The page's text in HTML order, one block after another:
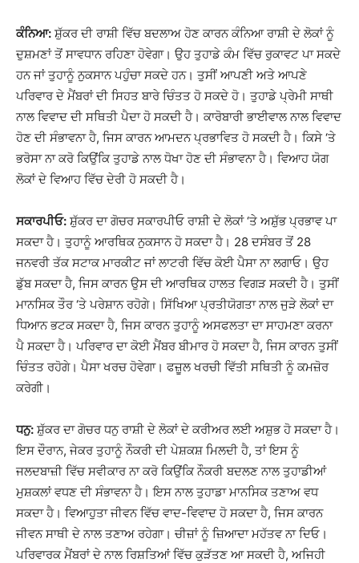
ਕੰਨਿਆ: ਸ਼ੁੱਕਰ ਦੀ ਰਾਸ਼ੀ ਵਿੱਚ ਬਦਲਾਅ ਹੋਣ ਕਾਰਨ ਕੰਨਿਆ ਰਾਸ਼ੀ ਦੇ ਲੋਕਾਂ ਨੂੰ
ਦੁਸ਼ਮਣਾਂ ਤੋਂ ਸਾਵਧਾਨ ਰਹਿਣਾ ਹੋਵੇਗਾ। ਉਹ ਤੁਹਾਡੇ ਕੰਮ ਵਿੱਚ ਰੁਕਾਵਟ ਪਾ ਸਕਦੇ
ਹਨ ਜਾਂ ਤੁਹਾਨੂੰ ਨੁਕਸਾਨ ਪਹੁੰਚਾ ਸਕਦੇ ਹਨ। ਤੁਸੀਂ ਆਪਣੀ ਅਤੇ ਆਪਣੇ
ਪਰਿਵਾਰ ਦੇ ਮੈਂਬਰਾਂ ਦੀ ਸਿਹਤ ਬਾਰੇ ਚਿੰਤਤ ਹੋ ਸਕਦੇ ਹੋ। ਤੁਹਾਡੇ ਪ੍ਰੇਮੀ ਸਾਥੀ
ਨਾਲ ਵਿਵਾਦ ਦੀ ਸਥਿਤੀ ਪੈਦਾ ਹੋ ਸਕਦੀ ਹੈ। ਕਾਰੋਬਾਰੀ ਭਾਈਵਾਲ ਨਾਲ ਵਿਵਾਦ
ਹੋਣ ਦੀ ਸੰਭਾਵਨਾ ਹੈ, ਜਿਸ ਕਾਰਨ ਆਮਦਨ ਪ੍ਰਭਾਵਿਤ ਹੋ ਸਕਦੀ ਹੈ। ਕਿਸੇ ‘ਤੇ
ਭਰੋਸਾ ਨਾ ਕਰੋ ਕਿਉਂਕਿ ਤੁਹਾਡੇ ਨਾਲ ਧੋਖਾ ਹੋਣ ਦੀ ਸੰਭਾਵਨਾ ਹੈ। ਵਿਆਹ ਯੋਗ
ਲੋਕਾਂ ਦੇ ਵਿਆਹ ਵਿੱਚ ਦੇਰੀ ਹੋ ਸਕਦੀ ਹੈ।
ਸਕਾਰਪੀਓ: ਸ਼ੁੱਕਰ ਦਾ ਗੋਚਰ ਸਕਾਰਪੀਓ ਰਾਸ਼ੀ ਦੇ ਲੋਕਾਂ ‘ਤੇ ਅਸ਼ੁੱਭ ਪ੍ਰਭਾਵ ਪਾ
ਸਕਦਾ ਹੈ। ਤੁਹਾਨੂੰ ਆਰਥਿਕ ਨੁਕਸਾਨ ਹੋ ਸਕਦਾ ਹੈ। 28 ਦਸੰਬਰ ਤੋਂ 28
ਜਨਵਰੀ ਤੱਕ ਸਟਾਕ ਮਾਰਕੀਟ ਜਾਂ ਲਾਟਰੀ ਵਿੱਚ ਕੋਈ ਪੈਸਾ ਨਾ ਲਗਾਓ। ਉਹ
ਡੁੱਬ ਸਕਦਾ ਹੈ, ਜਿਸ ਕਾਰਨ ਉਸ ਦੀ ਆਰਥਿਕ ਹਾਲਤ ਵਿਗੜ ਸਕਦੀ ਹੈ। ਤੁਸੀਂ
ਮਾਨਸਿਕ ਤੌਰ ‘ਤੇ ਪਰੇਸ਼ਾਨ ਰਹੋਗੇ। ਸਿੱਖਿਆ ਪ੍ਰਤੀਯੋਗਤਾ ਨਾਲ ਜੁੜੇ ਲੋਕਾਂ ਦਾ
ਧਿਆਨ ਭਟਕ ਸਕਦਾ ਹੈ, ਜਿਸ ਕਾਰਨ ਤੁਹਾਨੂੰ ਅਸਫਲਤਾ ਦਾ ਸਾਹਮਣਾ ਕਰਨਾ
ਪੈ ਸਕਦਾ ਹੈ। ਪਰਿਵਾਰ ਦਾ ਕੋਈ ਮੈਂਬਰ ਬੀਮਾਰ ਹੋ ਸਕਦਾ ਹੈ, ਜਿਸ ਕਾਰਨ ਤੁਸੀਂ
ਚਿੰਤਤ ਰਹੋਗੇ। ਪੈਸਾ ਖਰਚ ਹੋਵੇਗਾ। ਫਜ਼ੂਲ ਖਰਚੀ ਵਿੱਤੀ ਸਥਿਤੀ ਨੂੰ ਕਮਜ਼ੋਰ
ਕਰੇਗੀ।
ਧਨੁ: ਸ਼ੁੱਕਰ ਦਾ ਗੋਚਰ ਧਨੁ ਰਾਸ਼ੀ ਦੇ ਲੋਕਾਂ ਦੇ ਕਰੀਅਰ ਲਈ ਅਸ਼ੁਭ ਹੋ ਸਕਦਾ ਹੈ।
ਇਸ ਦੌਰਾਨ, ਜੇਕਰ ਤੁਹਾਨੂੰ ਨੌਕਰੀ ਦੀ ਪੇਸ਼ਕਸ਼ ਮਿਲਦੀ ਹੈ, ਤਾਂ ਇਸ ਨੂੰ
ਜਲਦਬਾਜ਼ੀ ਵਿੱਚ ਸਵੀਕਾਰ ਨਾ ਕਰੋ ਕਿਉਂਕਿ ਨੌਕਰੀ ਬਦਲਣ ਨਾਲ ਤੁਹਾਡੀਆਂ
ਮੁਸ਼ਕਲਾਂ ਵਧਣ ਦੀ ਸੰਭਾਵਨਾ ਹੈ। ਇਸ ਨਾਲ ਤੁਹਾਡਾ ਮਾਨਸਿਕ ਤਣਾਅ ਵਧ
ਸਕਦਾ ਹੈ। ਵਿਆਹੁਤਾ ਜੀਵਨ ਵਿੱਚ ਵਾਦ-ਵਿਵਾਦ ਹੋ ਸਕਦਾ ਹੈ, ਜਿਸ ਕਾਰਨ
ਜੀਵਨ ਸਾਥੀ ਦੇ ਨਾਲ ਤਣਾਅ ਰਹੇਗਾ। ਚੀਜ਼ਾਂ ਨੂੰ ਜ਼ਿਆਦਾ ਮਹੱਤਵ ਨਾ ਦਿਓ।
ਪਰਿਵਾਰਕ ਮੈਂਬਰਾਂ ਦੇ ਨਾਲ ਰਿਸ਼ਤਿਆਂ ਵਿੱਚ ਕੁੜੱਤਣ ਆ ਸਕਦੀ ਹੈ, ਅਜਿਹੀ